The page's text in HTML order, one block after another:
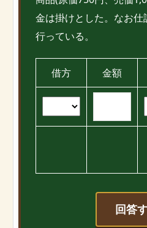
金は掛けとした。なお
行っている。
借方 金額
回答